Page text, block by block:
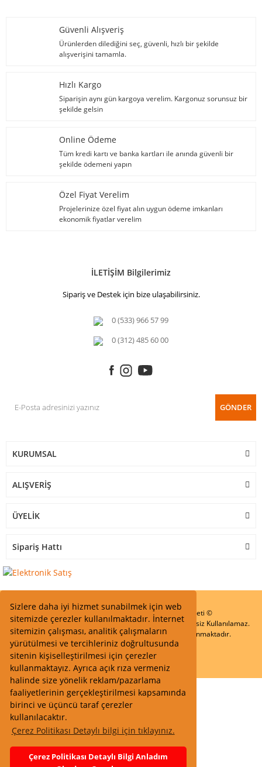
Sizlere daha iyi hizmet sunabilmek için web
sitemizde çerezler kullanılmaktadır. İnternet
sitemizin çalışması, analitik çalışmaların
yürütülmesi ve tercihleriniz doğrultusunda
sitenin kişiselleştirilmesi için çerezler
kullanmaktayız. Ayrıca açık rıza vermeniz
halinde size yönelik reklam/pazarlama
faaliyetlerinin gerçekleştirilmesi kapsamında
birinci ve üçüncü taraf çerezler
kullanılacaktır.
Çerez Politikası Detaylı bilgi için tıklayınız.
Çerez Politikası Detaylı Bilgi Anladım
Güvenli Alışveriş
Ürünlerden dilediğini seç, güvenli, hızlı bir şekilde
alışverişini tamamla.
Hızlı Kargo
Siparişin aynı gün kargoya verelim. Kargonuz sorunsuz bir
şekilde gelsin
Online Ödeme
Tüm kredi kartı ve banka kartları ile anında güvenli bir
şekilde ödemeni yapın
Özel Fiyat Verelim
Projelerinize özel fiyat alın uygun ödeme imkanları
ekonomik fiyatlar verelim
İLETİŞİM Bilgilerimiz
Sipariş ve Destek için bize ulaşabilirsiniz.
0 (533) 966 57 99
0 (312) 485 60 00
GÖNDER
KURUMSAL
ALIŞVERİŞ
ÜYELİK
Sipariş Hattı
Start Elektronik Sanayi ve Ticaret Limited Şirketi ©
Resimler Yazılar ve İçeriklerin Tüm hakları saklıdır ve İzinsiz Kullanılamaz.
Kredi kartı bilgileriniz 256bit SSL Sertifikası ile Korunmaktadır.